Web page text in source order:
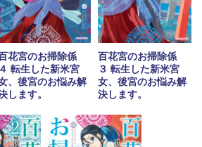
花宮のお掃除係
４ 転生した新米宮
、後宮のお悩み解
します。
百花宮のお掃除係
３ 転生した新米宮
女、後宮のお悩み解
決します。